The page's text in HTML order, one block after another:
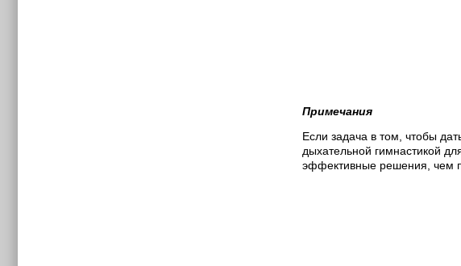
Примечания
Если задача в том, чтобы
дыхательной гимнастикой
эффективные решения, чем